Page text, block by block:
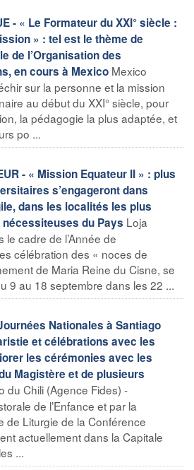
- « Le Formateur du XXI° siècle :
» : tel est le thème de
de l’Organisation des
en cours à Mexico Mexico
sur la personne et la mission
au début du XXI° siècle, pour
la pédagogie la plus adaptée, et
po ...
- « Mission Equateur II » : plus
s’engageront dans
dans les localités les plus
du Pays Loja
le cadre de l’Année de
célébration des « noces de
de Maria Reine du Cisne, se
9 au 18 septembre dans les 22 ...
Nationales à Santiago
et célébrations avec les
les cérémonies avec les
Magistère et de plusieurs
du Chili (Agence Fides) -
de l’Enfance et par la
de Liturgie de la Conférence
actuellement dans la Capitale
...